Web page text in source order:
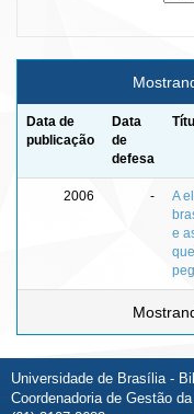
Data de
publicação
Data
de
defesa
2006 -
A
e
Universidade de Brasília -
Coordenadoria de Gestão